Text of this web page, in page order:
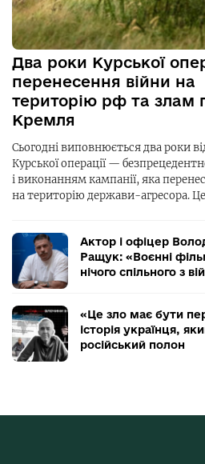
Два роки Курської
перенесення війни на
територію рф та злам
Кремля
Сьогодні виповнюється два роки
Курської операції —
і виконанням кампанії, яка
на територію держави-агресора.
Актор і офіцер
Ращук: «Воєнні
нічого спільного з
«Це зло має бути
історія українця,
російський полон